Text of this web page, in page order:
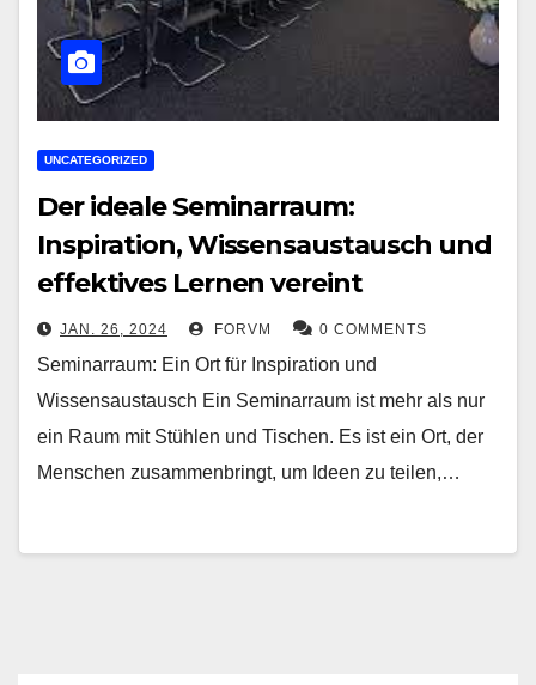
UNCATEGORIZED
Der ideale Seminarraum:
Inspiration, Wissensaustausch und
effektives Lernen vereint
JAN. 26, 2024 FORVM 0 COMMENTS
Seminarraum: Ein Ort für Inspiration und
Wissensaustausch Ein Seminarraum ist mehr als nur
ein Raum mit Stühlen und Tischen. Es ist ein Ort, der
Menschen zusammenbringt, um Ideen zu teilen,…